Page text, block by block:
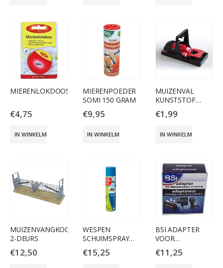
MIERENLOKDOOS
€4,75
IN WINKELMAND
MIERENPOEDER
SOMI 150 GRAM
€9,95
IN WINKELMAND
MUIZENVAL
KUNSTSTOF
ZWART
€1,99
IN WINKELMAND
MUIZENVANGKOOI
2-DEURS
€12,50
WESPEN
SCHUIMSPRAY
400ML
€15,25
BSI ADAPTER
VOOR
ELECTRISCHE
MUIZENVAL
€11,25